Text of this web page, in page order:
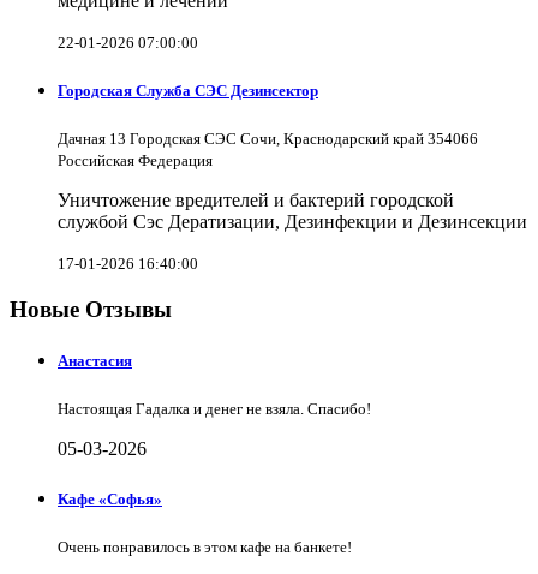
22-01-2026 07:00:00
Городская Служба СЭС Дезинсектор
Дачная 13 Городская СЭС Сочи, Краснодарский край 354066
Российская Федерация
Уничтожение вредителей и бактерий городской
службой Сэс Дератизации, Дезинфекции и Дезинсекции
17-01-2026 16:40:00
Новые Отзывы
Анастасия
Настоящая Гадалка и денег не взяла. Спасибо!
05-03-2026
Кафе «Софья»
Очень понравилось в этом кафе на банкете!